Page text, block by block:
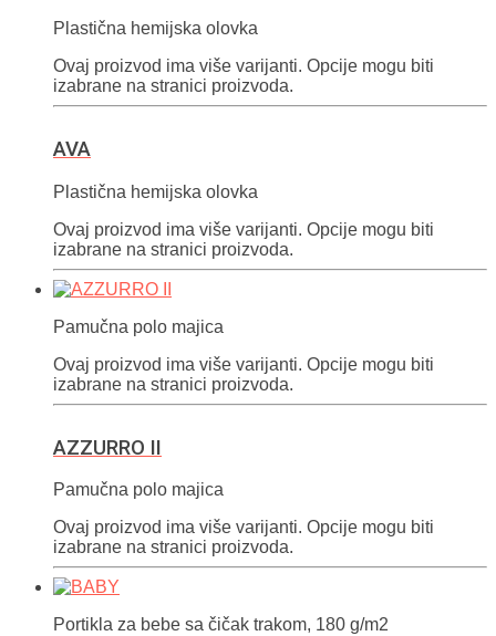
Plastična hemijska olovka
Ovaj proizvod ima više varijanti. Opcije mogu biti
izabrane na stranici proizvoda.
AVA
Plastična hemijska olovka
Ovaj proizvod ima više varijanti. Opcije mogu biti
izabrane na stranici proizvoda.
Pamučna polo majica
Ovaj proizvod ima više varijanti. Opcije mogu biti
izabrane na stranici proizvoda.
AZZURRO II
Pamučna polo majica
Ovaj proizvod ima više varijanti. Opcije mogu biti
izabrane na stranici proizvoda.
Portikla za bebe sa čičak trakom, 180 g/m2